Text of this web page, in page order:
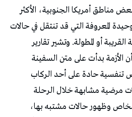
بعض مناطق أمريكا الجنوبية، الأكثر
المعروفة التي قد تنتقل في حالات
أو المطولة. وتشير تقارير
الأزمة بدأت على متن السفينة
تنفسية حادة على أحد الركاب
مرضية مشابهة خلال الرحلة
وظهور حالات مشتبه بها،